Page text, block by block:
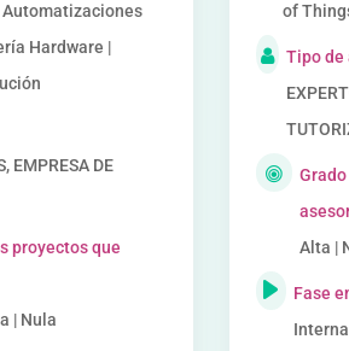
Automatizaciones
Hardware |
EMPRESA DE
proyectos que
| Nula
of
Tipo de
Alta |
Fase